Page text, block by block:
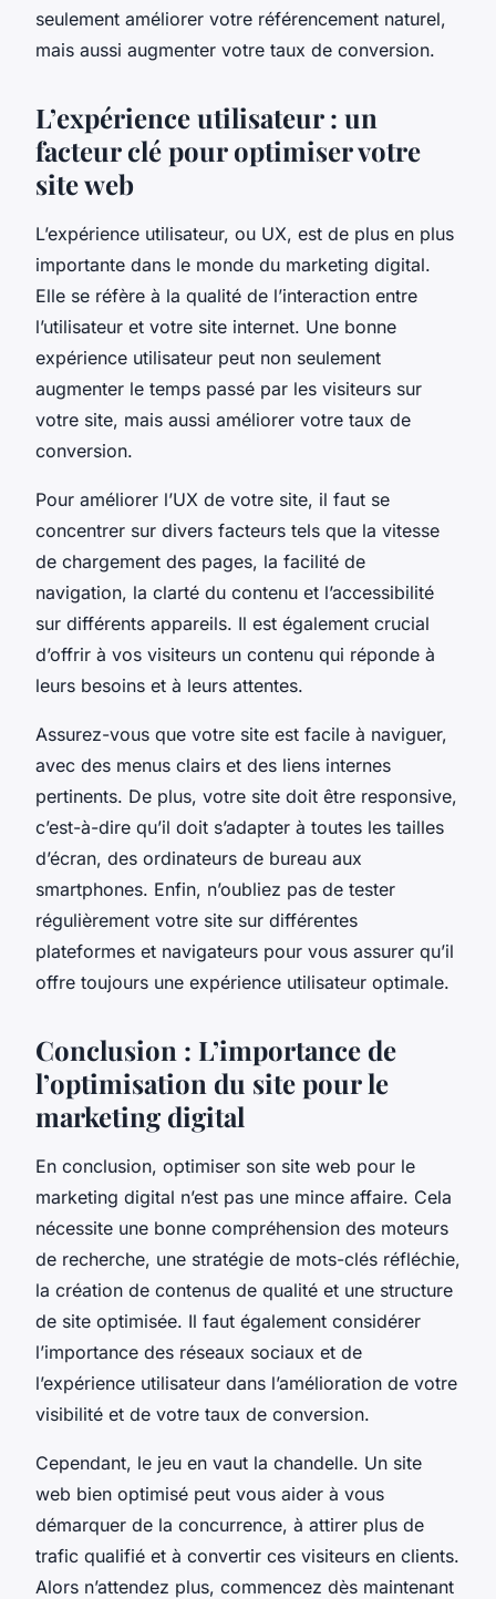
seulement améliorer votre référencement naturel,
mais aussi augmenter votre taux de conversion.
L’expérience utilisateur : un
facteur clé pour optimiser votre
site web
L’expérience utilisateur, ou UX, est de plus en plus
importante dans le monde du marketing digital.
Elle se réfère à la qualité de l’interaction entre
l’utilisateur et votre site internet. Une bonne
expérience utilisateur peut non seulement
augmenter le temps passé par les visiteurs sur
votre site, mais aussi améliorer votre taux de
conversion.
Pour améliorer l’UX de votre site, il faut se
concentrer sur divers facteurs tels que la vitesse
de chargement des pages, la facilité de
navigation, la clarté du contenu et l’accessibilité
sur différents appareils. Il est également crucial
d’offrir à vos visiteurs un contenu qui réponde à
leurs besoins et à leurs attentes.
Assurez-vous que votre site est facile à naviguer,
avec des menus clairs et des liens internes
pertinents. De plus, votre site doit être responsive,
c’est-à-dire qu’il doit s’adapter à toutes les tailles
d’écran, des ordinateurs de bureau aux
smartphones. Enfin, n’oubliez pas de tester
régulièrement votre site sur différentes
plateformes et navigateurs pour vous assurer qu’il
offre toujours une expérience utilisateur optimale.
Conclusion : L’importance de
l’optimisation du site pour le
marketing digital
En conclusion, optimiser son site web pour le
marketing digital n’est pas une mince affaire. Cela
nécessite une bonne compréhension des moteurs
de recherche, une stratégie de mots-clés réfléchie,
la création de contenus de qualité et une structure
de site optimisée. Il faut également considérer
l’importance des réseaux sociaux et de
l’expérience utilisateur dans l’amélioration de votre
visibilité et de votre taux de conversion.
Cependant, le jeu en vaut la chandelle. Un site
web bien optimisé peut vous aider à vous
démarquer de la concurrence, à attirer plus de
trafic qualifié et à convertir ces visiteurs en clients.
Alors n’attendez plus, commencez dès maintenant